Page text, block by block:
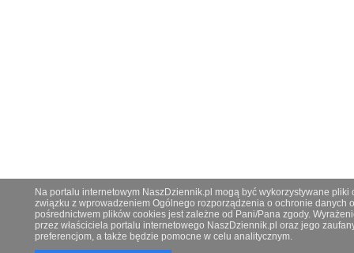
Na portalu internetowym NaszDziennik.pl mogą być wykorzystywane
związku z wprowadzeniem Ogólnego rozporządzenia o ochronie danych
pośrednictwem plików cookies jest zależne od Pani/Pana zgody.
przez właściciela portalu internetowego NaszDziennik.pl oraz jego
preferencjom, a także będzie pomocne w celu analitycznym.